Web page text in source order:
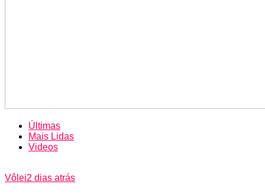
Últimas
Mais Lidas
Videos
Vôlei2 dias atrás